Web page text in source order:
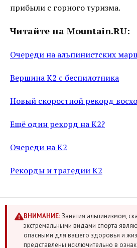
прибыли с горного туризма.
Читайте на Mountain.RU:
Очереди на альпинистских
Вершина К2 с беспилотника
Новый скоростной рекорд
Ещё один рекорд на К2?
Очереди на К2
Рекорды и трагедии К2
ВНИМАНИЕ:Занятия альпинизмом,
экстремальными видами спорта
опасными для вашего здоровья и
представлены исключительно в